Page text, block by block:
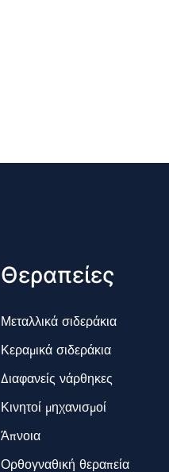
Θεραπείες
Μεταλλικά σιδεράκια
Κεραμικά σιδεράκια
Διαφανείς νάρθηκες
Κινητοί μηχανισμοί
Άπνοια
Ορθογναθική θεραπεία